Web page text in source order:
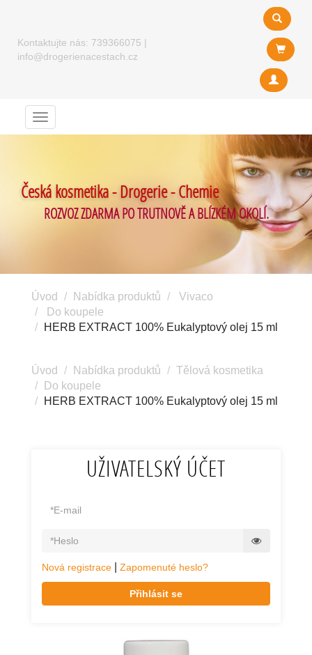
Kontaktujte nás: 739366075 |
info@drogerienacestach.cz
Menu
Česká kosmetika - Drogerie - Chemie
ROZVOZ ZDARMA PO TRUTNOVĚ A BLÍZKÉM OKOLÍ.
Úvod Nabídka produktů
Vivaco
Do koupele
HERB EXTRACT 100% Eukalyptový olej 15 ml
Úvod Nabídka produktů
Tělová kosmetika
Do koupele
HERB EXTRACT 100% Eukalyptový olej 15 ml
UŽIVATELSKÝ ÚČET
Nová registrace Zapomenuté heslo?
Přihlásit se